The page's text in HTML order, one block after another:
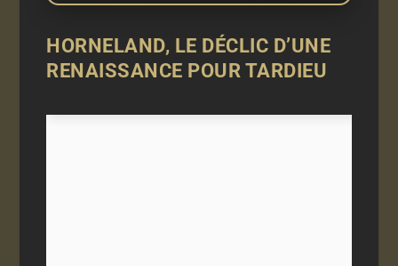
HORNELAND, LE DÉCLIC D’UNE
RENAISSANCE POUR TARDIEU